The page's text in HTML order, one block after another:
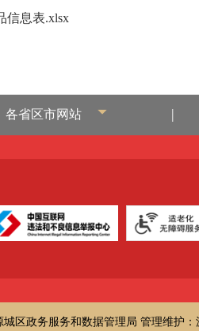
信息表.xlsx
各省区市网站 |
城区政务服务和数据管理局 管理维护：